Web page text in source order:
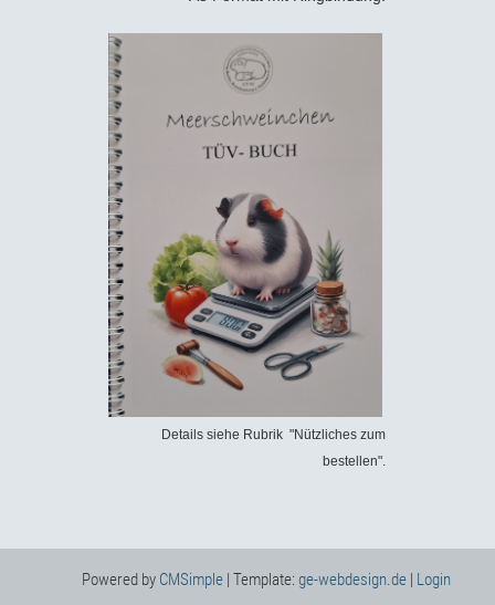
Details siehe Rubrik "Nützliches zum
bestellen".
Powered by CMSimple | Template: ge-webdesign.de | Login